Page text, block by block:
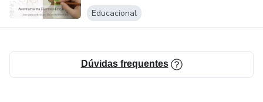
Educacional
Dúvidas frequentes